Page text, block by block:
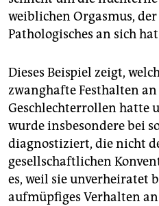
weiblichen Orgasmus,
Pathologisches an sich
Dieses Beispiel zeigt,
zwanghafte Festhalten
Geschlechterrollen hatte
wurde insbesondere bei
diagnostiziert, die nicht
gesellschaftlichen
es, weil sie unverheiratet
aufmüpfiges Verhalten